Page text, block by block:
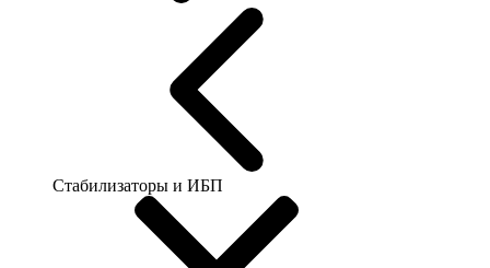
Стабилизаторы и ИБП